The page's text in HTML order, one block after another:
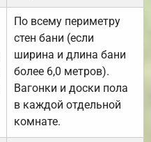
По всему периметру
стен бани (если
ширина и длина бани
более 6,0 метров).
Вагонки и доски пола
в каждой отдельной
комнате.